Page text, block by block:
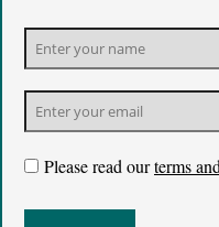
Please read ourterms